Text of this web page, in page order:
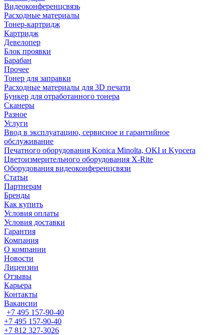
Видеоконференцсвязь
Расходные материалы
Тонер-картридж
Картридж
Девелопер
Блок проявки
Барабан
Прочее
Тонер для заправки
Расходные материалы для 3D печати
Бункер для отработанного тонера
Сканеры
Разное
Услуги
Ввод в эксплуатацию, сервисное и гарантийное
обслуживание
Печатного оборудования Konica Minolta, OKI и Kyocera
Цветоизмерительного оборудования X-Rite
Оборудования видеоконференцсвязи
Статьи
Партнерам
Бренды
Как купить
Условия оплаты
Условия доставки
Гарантия
Компания
О компании
Новости
Лицензии
Отзывы
Карьера
Контакты
Вакансии
+7 495 157-90-40
+7 495 157-90-40
+7 812 327-3026